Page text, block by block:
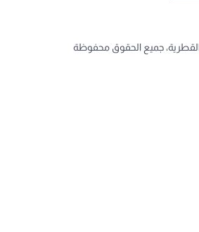
جميع الحقوق محفوظة